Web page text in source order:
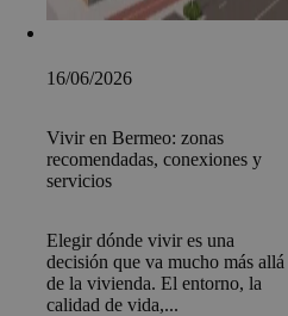
16/06/2026
Vivir en Bermeo: zonas
recomendadas, conexiones y
servicios
Elegir dónde vivir es una
decisión que va mucho más allá
de la vivienda. El entorno, la
calidad de vida,...